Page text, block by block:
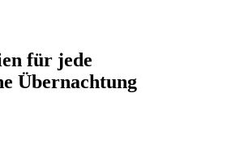
für jede
Übernachtung